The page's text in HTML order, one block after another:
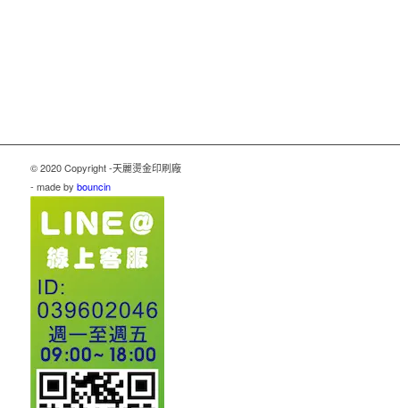
© 2020 Copyright -天麗燙金印刷廠
- made by bouncin